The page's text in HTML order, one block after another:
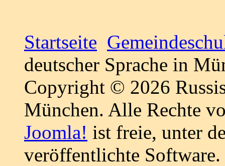
Startseite
deutscher Sprache in
Copyright © 2026
München. Alle Rechte
Joomla! ist freie, unter
veröffentlichte Software.